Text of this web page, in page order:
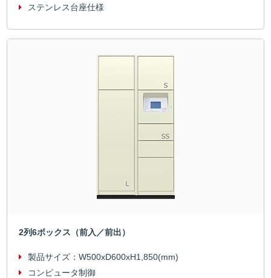
ステンレス台座仕様
2列6ボックス（前入／前出）
製品サイズ：W500xD600xH1,850(mm)
コンピュータ制御